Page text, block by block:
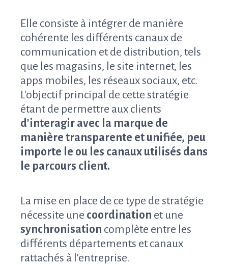
Elle consiste à intégrer de manière
cohérente les différents canaux de
communication et de distribution, tels
que les magasins, le site internet, les
apps mobiles, les réseaux sociaux, etc.
L'objectif principal de cette stratégie
étant de permettre aux clients
d'interagir avec la marque de
manière transparente et unifiée, peu
importe le ou les canaux utilisés dans
le parcours client.
La mise en place de ce type de stratégie
nécessite une coordination et une
synchronisation complète entre les
différents départements et canaux
rattachés à l'entreprise.